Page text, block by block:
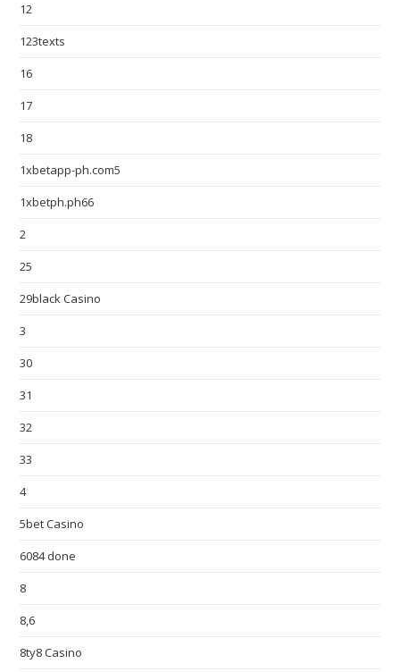
12
123texts
16
17
18
1xbetapp-ph.com5
1xbetph.ph66
2
25
29black Casino
3
30
31
32
33
4
5bet Casino
6084 done
8
8,6
8ty8 Casino